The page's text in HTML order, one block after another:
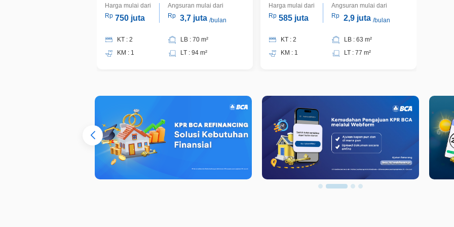
Harga mulai dari
Rp 750 juta
Angsuran mulai dari
Rp 3,7 juta /bulan
KT : 2
KM : 1
LB : 70 m²
LT : 94 m²
Harga mulai dari
Rp 585 juta
Angsuran mulai dari
Rp 2,9 juta /bulan
KT : 2
KM : 1
LB : 63 m²
LT : 77 m²